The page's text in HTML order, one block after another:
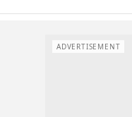
ADVERTISEMENT